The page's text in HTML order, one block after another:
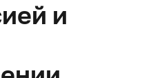
и